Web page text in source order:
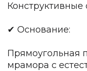
INTERRA — Soft
DAYZ — Ethno
Подбор,
Конструктивные
✔ Основание:
Прямоугольная
мрамора с